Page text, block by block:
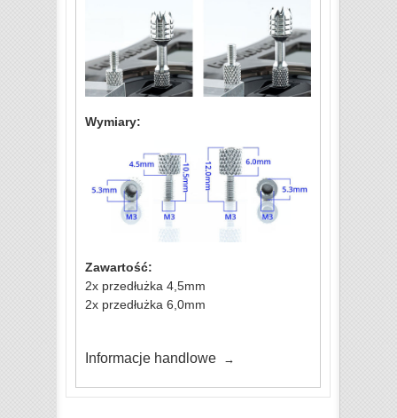
Wymiary:
Zawartość:
2x przedłużka 4,5mm
2x przedłużka 6,0mm
Informacje handlowe